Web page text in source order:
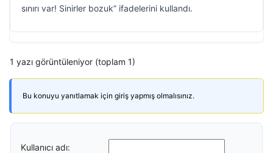
sınırı var! Sinirler bozuk” ifadelerini kullandı.
1 yazı görüntüleniyor (toplam 1)
Bu konuyu yanıtlamak için giriş yapmış olmalısınız.
Kullanıcı adı: